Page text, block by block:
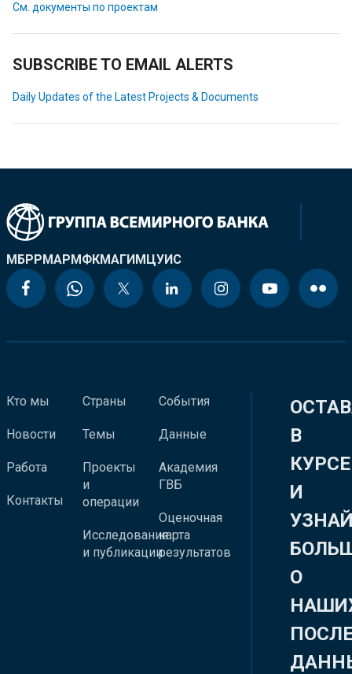
См. документы по проектам
SUBSCRIBE TO EMAIL ALERTS
Daily Updates of the Latest Projects & Documents
МБРРМАРМФКМАГИМЦУИС
Кто мы
Новости
Работа
Контакты
Страны
Темы
Проекты
и
операции
Исследования
и публикации
События
Данные
Академия
ГВБ
Оценочная
карта
результатов
В
КУРСЕ
И
О